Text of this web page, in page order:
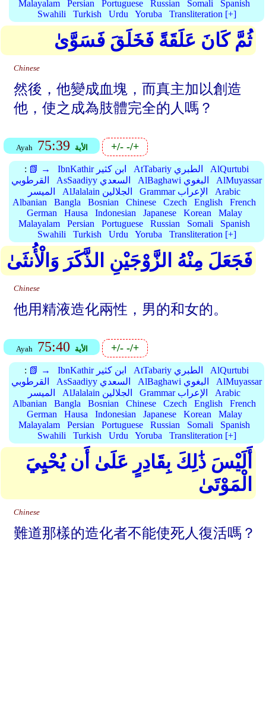
Malayalam
Persian Portuguese Russian Somali
Spanish
Swahili
Turkish Urdu Yoruba Transliteration [+]
ثُمَّ كَانَ عَلَقَةً فَخَلَقَ فَسَوَّىٰ
Chinese
然後，他變成血塊，而真主加以創造
他，使之成為肢體完全的人嗎？
Ayah 75:39 الأية +/--/+
: 📗 → IbnKathir ابن كثير AtTabariy الطبري
AlQurtubi
القرطوبي
AsSaadiyy السعدي AlBaghawi البغوي
AlMuyassar
الميسر
AlJalalain الجلالين Grammar الإعراب
Arabic
Albanian
Bangla Bosnian Chinese Czech English
French
German
Hausa Indonesian Japanese Korean
Malay
Malayalam
Persian Portuguese Russian Somali
Spanish
Swahili
Turkish Urdu Yoruba Transliteration [+]
فَجَعَلَ مِنْهُ الزَّوْجَيْنِ الذَّكَرَ وَالْأُنثَىٰ
Chinese
他用精液造化兩性，男的和女的。
Ayah 75:40 الأية +/--/+
: 📗 → IbnKathir ابن كثير AtTabariy الطبري
AlQurtubi
القرطوبي
AsSaadiyy السعدي AlBaghawi البغوي
AlMuyassar
الميسر
AlJalalain الجلالين Grammar الإعراب
Arabic
Albanian
Bangla Bosnian Chinese Czech English
French
German
Hausa Indonesian Japanese Korean
Malay
Malayalam
Persian Portuguese Russian Somali
Spanish
Swahili
Turkish Urdu Yoruba Transliteration [+]
أَلَيْسَ ذَٰلِكَ بِقَادِرٍ عَلَىٰ أَن يُحْيِيَ
الْمَوْتَىٰ
Chinese
難道那樣的造化者不能使死人復活嗎？